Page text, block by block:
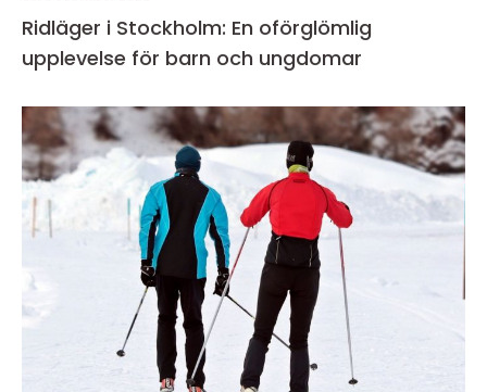
Ridläger i Stockholm: En oförglömlig
upplevelse för barn och ungdomar